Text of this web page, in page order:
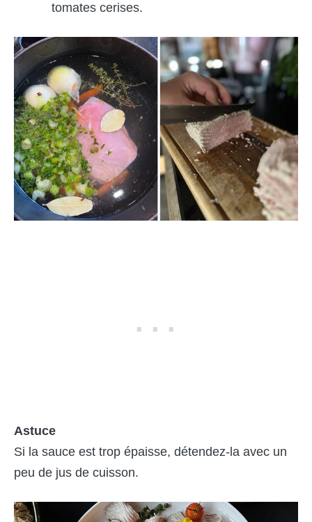
tomates cerises.
Astuce
Si la sauce est trop épaisse, détendez-la avec un
peu de jus de cuisson.